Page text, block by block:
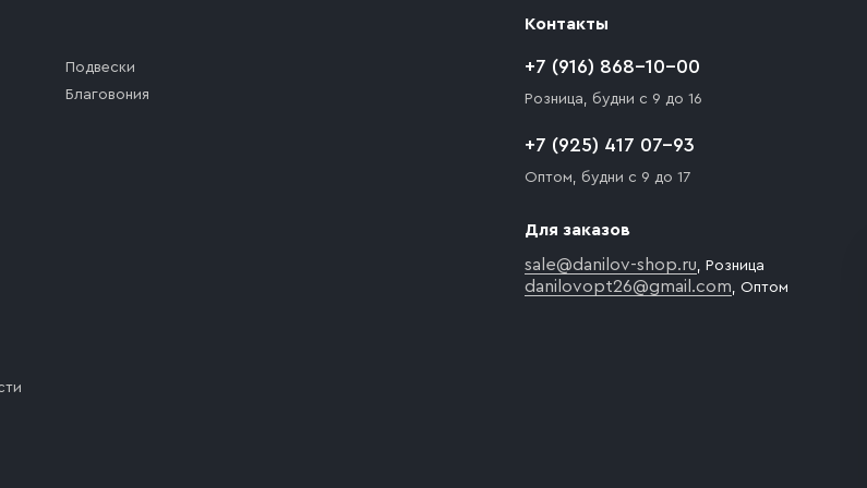
Подвески
Благовония
Контакты
+7 (916) 868-10-00
Розница, будни с 9 до 16
+7 (925) 417 07-93
Оптом, будни с 9 до 17
Для заказов
sale@danilov-shop.ru, Розница
danilovopt26@gmail.com, Оптом